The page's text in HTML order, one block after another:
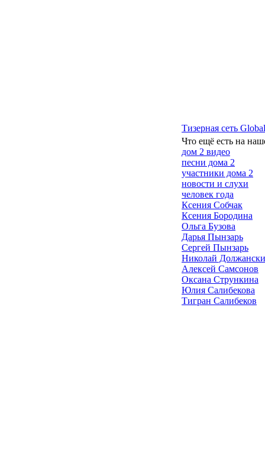
Тизерная сеть
Что ещё есть на
дом 2 видео
песни дома 2
участники дома 2
новости и слухи
человек года
Ксения Собчак
Ксения Бородина
Ольга Бузова
Дарья Пынзарь
Сергей Пынзарь
Николай
Алексей Самсонов
Оксана Стрункина
Юлия Салибекова
Тигран Салибеков